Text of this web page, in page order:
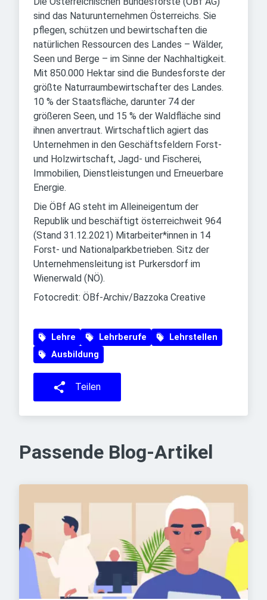
sind das Naturunternehmen Österreichs. Sie
pflegen, schützen und bewirtschaften die
natürlichen Ressourcen des Landes – Wälder,
Seen und Berge – im Sinne der Nachhaltigkeit.
Mit 850.000 Hektar sind die Bundesforste der
größte Naturraumbewirtschafter des Landes.
10 % der Staatsfläche, darunter 74 der
größeren Seen, und 15 % der Waldfläche sind
ihnen anvertraut. Wirtschaftlich agiert das
Unternehmen in den Geschäftsfeldern Forst-
und Holzwirtschaft, Jagd- und Fischerei,
Immobilien, Dienstleistungen und Erneuerbare
Energie.
Die ÖBf AG steht im Alleineigentum der
Republik und beschäftigt österreichweit 964
(Stand 31.12.2021) Mitarbeiter*innen in 14
Forst- und Nationalparkbetrieben. Sitz der
Unternehmensleitung ist Purkersdorf im
Wienerwald (NÖ).
Fotocredit: ÖBf-Archiv/Bazzoka Creative
Lehre Lehrberufe
Lehrstellen
Ausbildung
Teilen
Passende Blog-Artikel